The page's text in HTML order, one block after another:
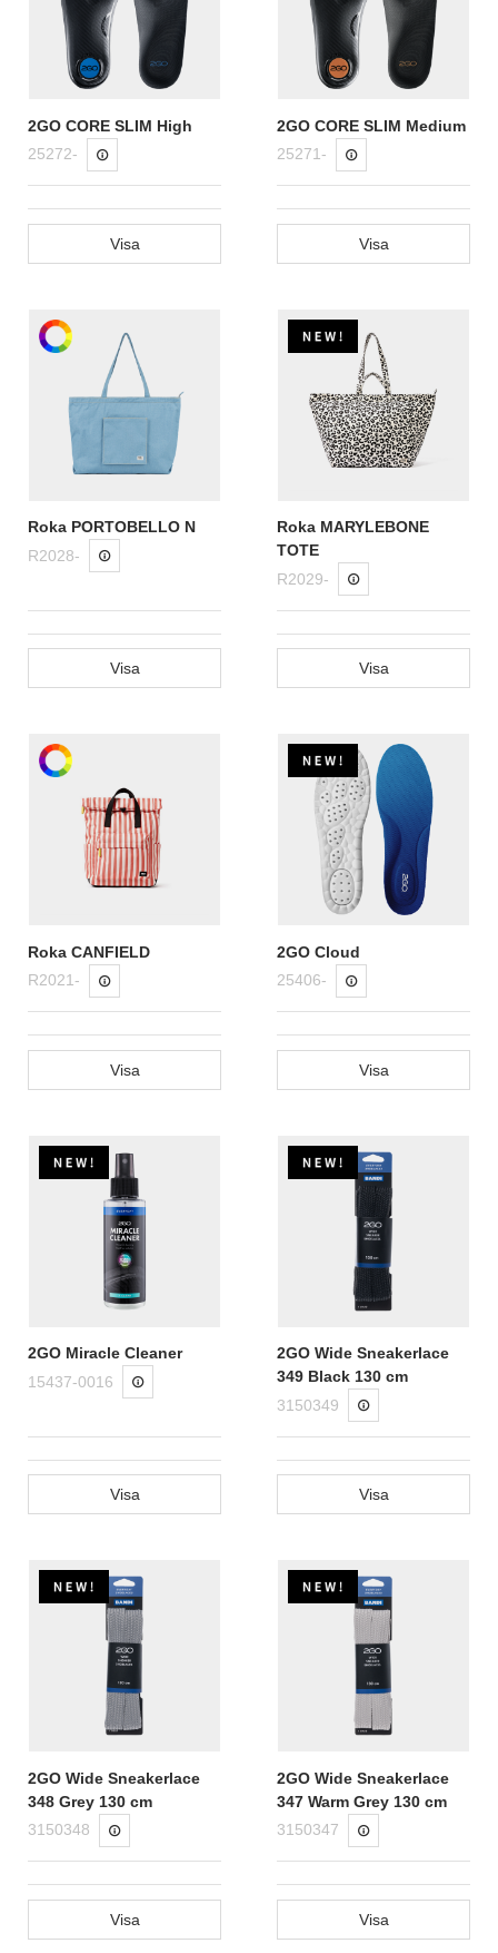
2GO CORE SLIM High
25272-
Visa
2GO CORE SLIM Medium
25271-
Visa
Roka PORTOBELLO N
R2028-
Visa
Roka MARYLEBONE
TOTE
R2029-
Visa
Roka CANFIELD
R2021-
Visa
2GO Cloud
25406-
Visa
2GO Miracle Cleaner
15437-0016
Visa
2GO Wide Sneakerlace
349 Black 130 cm
3150349
Visa
2GO Wide Sneakerlace
348 Grey 130 cm
3150348
Visa
2GO Wide Sneakerlace
347 Warm Grey 130 cm
3150347
Visa